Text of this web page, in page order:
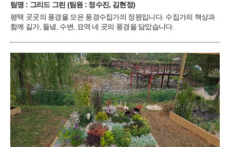
팀명 : 그리드 그린 (팀원 : 정수진, 김현정)
평택 곳곳의 풍경을 모은 풍경수집가의 정원입니다. 수집가의 책상과
함께 길가, 들녘, 수변, 묘역 네 곳의 풍경을 담았습니다.